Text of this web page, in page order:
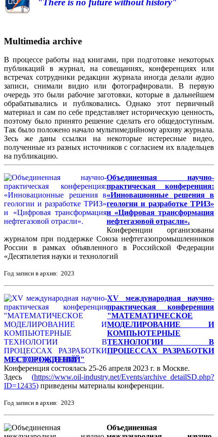
"There is no future without history"
Multimedia archive
В процессе работы над книгами, при подготовке некоторых
публикаций в журнал, на совещаниях, конференциях или
встречах сотрудники редакции журнала иногда делали аудио
записи, снимали видио или фотографировали. В первую
очередь это были рабочие заготовки, которые в дальнейшем
обрабатывались и публковались. Однако этот первичный
материал и сам по себе представляет историческую ценность,
поэтому было принято решение сделать его общедоступным.
Так было положено начало мультимедийному архиву журнала.
Зесь же даны ссылки на некоторые истересные видео,
полученные из разных источников с согласием их владельцев
на публикацию.
Объединенная научно-
практическая конференция:
«Инновационные решения в
геологии и разработке ТРИЗ»
и «Цифровая трансформация
нефтегазовой отрасли».
Конференции организованы
журналом при поддержке Союза нефтегазопромышленников
России в рамках объявленного в Российской Федерации
«Десятилетия науки и технологий
Год записи в архив: 2023
XV международная научно-
практическая конференция
"МАТЕМАТИЧЕСКОЕ
МОДЕЛИРОВАНИЕ И
КОМПЬЮТЕРНЫЕ
ТЕХНОЛОГИИ В
ПРОЦЕССАХ РАЗРАБОТКИ
МЕСТОРОЖДЕНИЙ"
Конференция состоялась 25-26 апреля 2023 г. в Москве.
Здесь (https://www.oil-industry.net/Events/archive_detailSD.php?
ID=12435) приведены материалы конференции.
Год записи в архив: 2023
Объединенная